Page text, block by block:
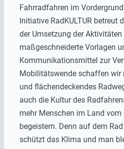
Fahrradfahren im
Initiative RadKULTUR betreut
der Umsetzung der
maßgeschneiderte Vorlagen
Kommunikationsmittel zur
Mobilitätswende schaffen wir
und flächendeckendes
auch die Kultur des
mehr Menschen im Land
begeistern. Denn auf dem
schützt das Klima und man